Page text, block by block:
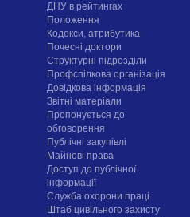
ДНУ в рейтингах
Положення
Кодекси, атрибутика
Почесні доктори
Структурні підрозділи
Профспілкова організація
Довідкова інформація
Звітні матеріали
Пропонується до
обговорення
Публічні закупівлі
Майнові права
Доступ до публічної
інформації
Служба охорони праці
Штаб цивільного захисту